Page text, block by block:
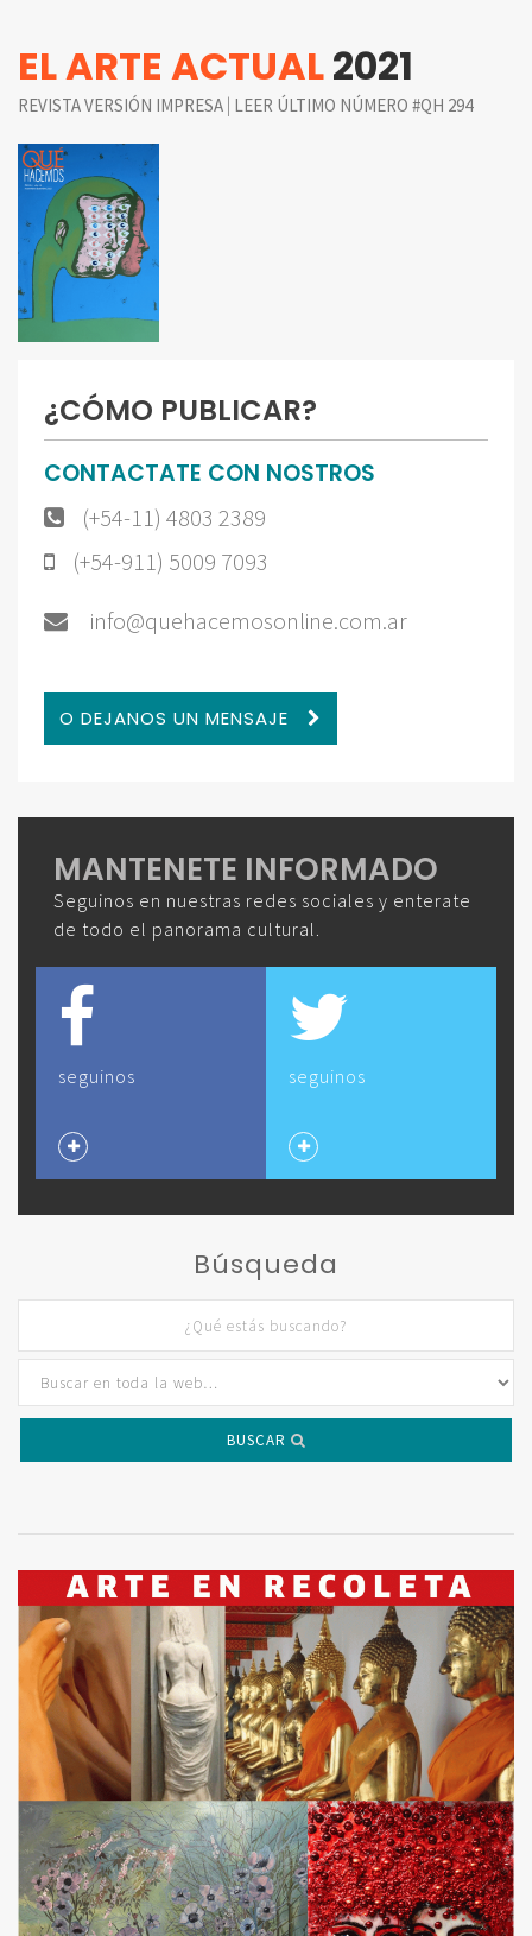
EL ARTE ACTUAL2021
REVISTA VERSIÓN IMPRESA | LEER ÚLTIMO NÚMERO #QH 294
¿CÓMO PUBLICAR?
CONTACTATE CON NOSTROS
(+54-11) 4803 2389
(+54-911) 5009 7093
info@quehacemosonline.com.ar
O DEJANOS UN MENSAJE
MANTENETE INFORMADO
Seguinos en nuestras redes sociales y enterate
de todo el panorama cultural.
seguinos seguinos
Búsqueda
BUSCAR